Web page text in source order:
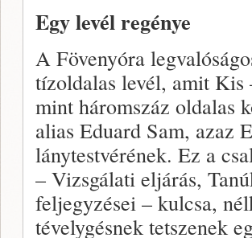
Egy levél regénye
A Fövenyóra
tízoldalas levél, amit
mint háromszáz oldalas
alias Eduard Sam, azaz
lánytestvérének. Ez a
– Vizsgálati eljárás,
feljegyzései – kulcsa,
tévelygésnek tetszenek